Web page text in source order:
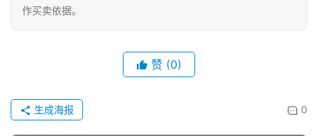
健
关
作买卖依据。
赞 (0)
0
生成海报